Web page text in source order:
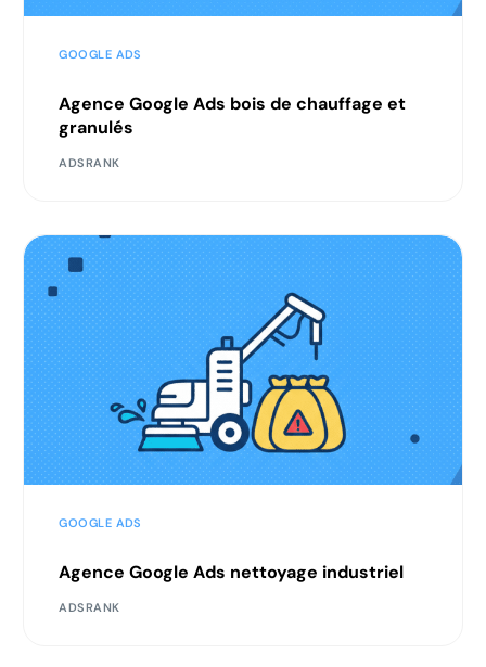
GOOGLE ADS
Agence Google Ads bois de chauffage et
granulés
ADSRANK
GOOGLE ADS
Agence Google Ads nettoyage industriel
ADSRANK